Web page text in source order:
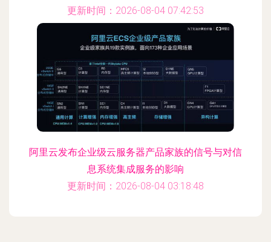
更新时间：2026-08-04 07:42:53
阿里云发布企业级云服务器产品家族的信号与对信
息系统集成服务的影响
更新时间：2026-08-04 03:18:48